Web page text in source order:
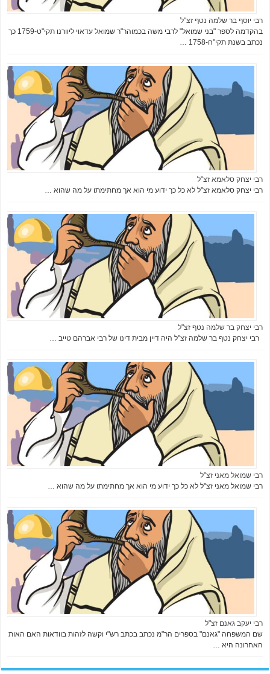
רבי יוסף בר שלמה נטף זצ"ל
בהקדמה לספר "בני שמואל" לרבי משה בכמוהר"ר שמואל עדאוי ליוורנו תקי"ט-1759 כך
נכתב בשנת תקי"ח-1758 …
רבי יצחק סלאמא זצ"ל
רבי יצחק סלאמא זצ"ל לא כל כך ידוע מי הוא אך מחתימתו על מה שהוא …
רבי יצחק בר שלמה נטף זצ"ל
רבי יצחק נטף בר שלמה זצ"ל היה דיין מבית דינו של רבי אברהם טייב …
רבי שמואל מאני זצ"ל
רבי שמואל מאני זצ"ל לא כל כך ידוע מי הוא אך מחתימתו על מה שהוא …
רבי יעקב גאנם זצ"ל
שם המשפחה "גאנם" בספרים הר"מ נכתב בכתב רש"י וקשה לזהות בוודאות האם האות
האחרונה היא …